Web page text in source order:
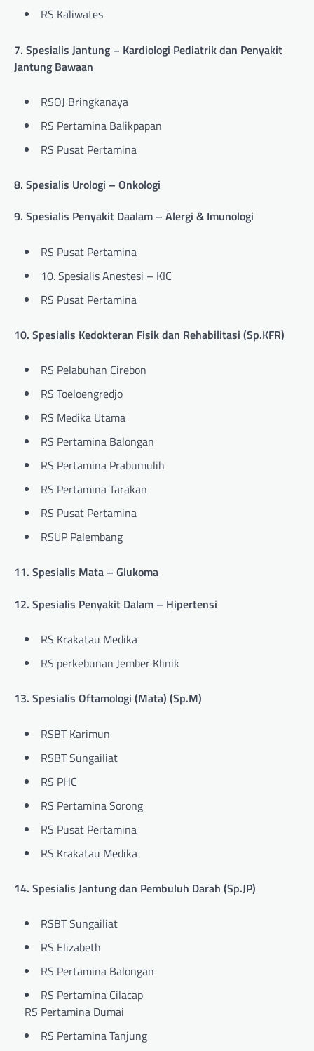
RS Kaliwates
7. Spesialis Jantung – Kardiologi Pediatrik dan Penyakit
Jantung Bawaan
RSOJ Bringkanaya
RS Pertamina Balikpapan
RS Pusat Pertamina
8. Spesialis Urologi – Onkologi
9. Spesialis Penyakit Daalam – Alergi & Imunologi
RS Pusat Pertamina
10. Spesialis Anestesi – KIC
RS Pusat Pertamina
10. Spesialis Kedokteran Fisik dan Rehabilitasi (Sp.KFR)
RS Pelabuhan Cirebon
RS Toeloengredjo
RS Medika Utama
RS Pertamina Balongan
RS Pertamina Prabumulih
RS Pertamina Tarakan
RS Pusat Pertamina
RSUP Palembang
11. Spesialis Mata – Glukoma
12. Spesialis Penyakit Dalam – Hipertensi
RS Krakatau Medika
RS perkebunan Jember Klinik
13. Spesialis Oftamologi (Mata) (Sp.M)
RSBT Karimun
RSBT Sungailiat
RS PHC
RS Pertamina Sorong
RS Pusat Pertamina
RS Krakatau Medika
14. Spesialis Jantung dan Pembuluh Darah (Sp.JP)
RSBT Sungailiat
RS Elizabeth
RS Pertamina Balongan
RS Pertamina Cilacap
RS Pertamina Dumai
RS Pertamina Tanjung